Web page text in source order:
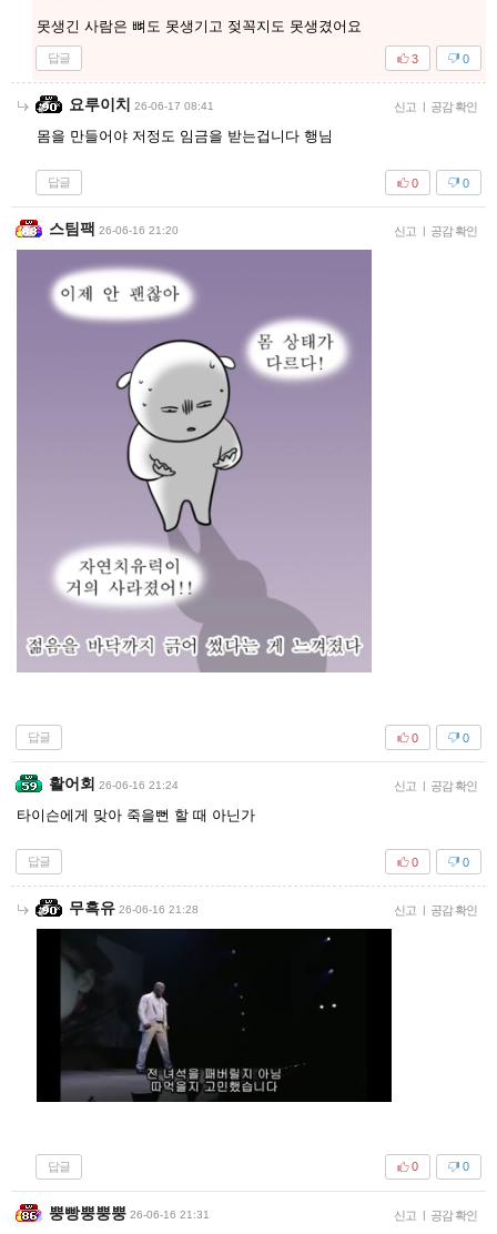
못생긴 사람은 뼈도 못생기고 젖꼭지도 못생겼어요
답글 0
3
요루이치 26-06-17 08:41 신고 | 공감 확인
몸을 만들어야 저정도 임금을 받는겁니다 행님
답글 0
0
스팀팩 26-06-16 21:20 신고 | 공감 확인
답글 0
0
활어회 26-06-16 21:24 신고 | 공감 확인
타이슨에게 맞아 죽을뻔 할 때 아닌가
답글 0
0
무흑유 26-06-16 21:28 신고 | 공감 확인
답글 0
0
뿡빵뿡뿡뿡 26-06-16 21:31 신고 | 공감 확인